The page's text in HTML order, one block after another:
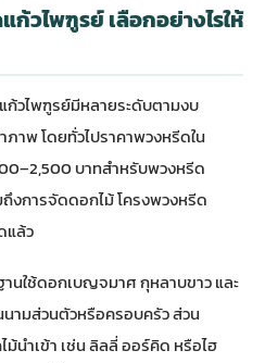
วไพฑูรย์ เลือกอย่างไรให้
วไพฑูรย์มีหลายระดับตามงบ
าพ โดยทั่วไปราคาพวงหรีดใน
บาทสำหรับพวงหรีด
งการจัดดอกไม้ โครงพวงหรีด
แล้ว
นใช้ดอกเบญจมาศ กุหลาบขาว และ
นามส่วนตัวหรือครอบครัว ส่วน
นำเข้า เช่น ลิลลี่ ออร์คิด หรือไฮ